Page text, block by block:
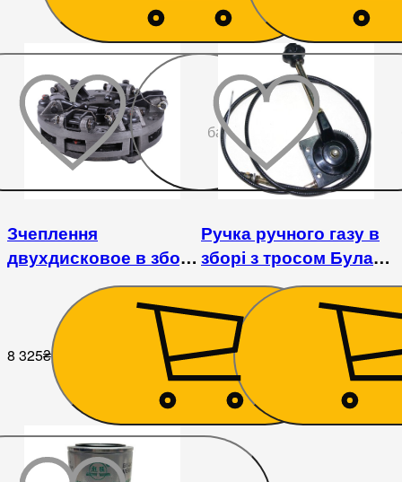
До
бажаного
Зчеплення
двухдисковое в зборі
Скаут 244-404
8 325₴
Ручка ручного газу в
зборі з тросом Булат
Скаут
855₴